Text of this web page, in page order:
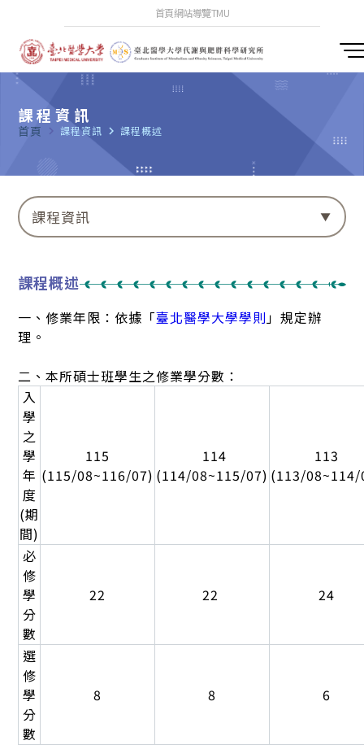
首頁網站導覽TMU
課程資訊
首頁 navigate_next 課程資訊 navigate_next 課程概述
課程資訊
課程概述
一、修業年限：依據「臺北醫學大學學則」規定辦
理。
二、本所碩士班學生之修業學分數：
入
學
之
學
年
度
(期
間)
115
(115/08~116/07)
114
(114/08~115/07)
113
(113/
必
修
學
分
數
22 22 24
選
修
學
分
數
8 8 6